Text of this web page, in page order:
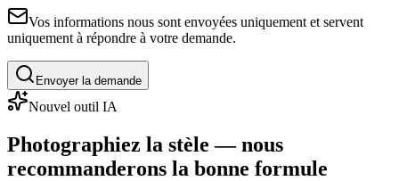
Vos informations nous sont envoyées uniquement et servent
uniquement à répondre à votre demande.
Envoyer la demande
Nouvel outil IA
Photographiez la stèle — nous
recommanderons la bonne formule